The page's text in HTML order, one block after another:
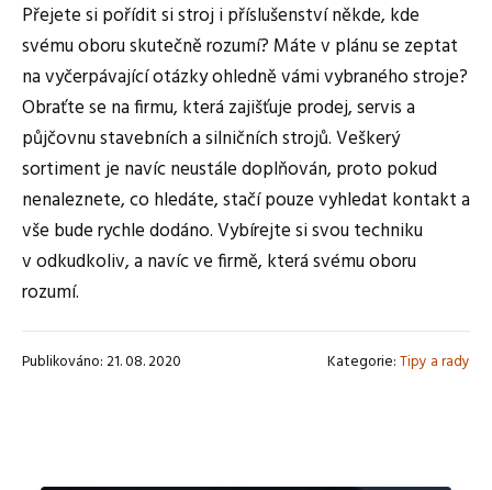
Přejete si pořídit si stroj i příslušenství někde, kde
svému oboru skutečně rozumí? Máte v plánu se zeptat
na vyčerpávající otázky ohledně vámi vybraného stroje?
Obraťte se na firmu, která zajišťuje prodej, servis a
půjčovnu stavebních a silničních strojů. Veškerý
sortiment je navíc neustále doplňován, proto pokud
nenaleznete, co hledáte, stačí pouze vyhledat kontakt a
vše bude rychle dodáno. Vybírejte si svou techniku
v odkudkoliv, a navíc ve firmě, která svému oboru
rozumí.
Publikováno: 21. 08. 2020 Kategorie:Tipy a rady